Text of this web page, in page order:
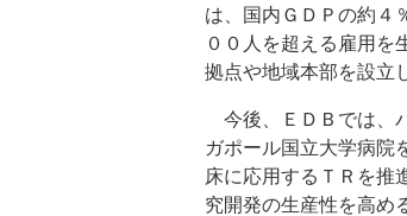
は、国内ＧＤＰの約４
００人を超える雇用を
拠点や地域本部を設立
今後、ＥＤＢでは、
ガポール国立大学病院
床に応用するＴＲを推
究開発の生産性を高め